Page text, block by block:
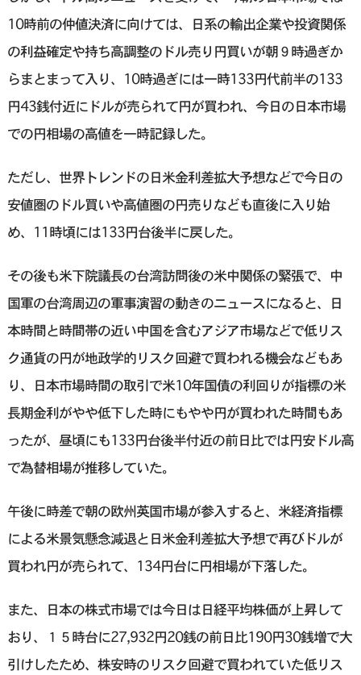
10時前の仲値決済に向けては、日系の輸出企業や投資関係
の利益確定や持ち高調整のドル売り円買いが朝９時過ぎか
らまとまって入り、10時過ぎには一時133円代前半の133
円43銭付近にドルが売られて円が買われ、今日の日本市場
での円相場の高値を一時記録した。
ただし、世界トレンドの日米金利差拡大予想などで今日の
安値圏のドル買いや高値圏の円売りなども直後に入り始
め、11時頃には133円台後半に戻した。
その後も米下院議長の台湾訪問後の米中関係の緊張で、中
国軍の台湾周辺の軍事演習の動きのニュースになると、日
本時間と時間帯の近い中国を含むアジア市場などで低リス
ク通貨の円が地政学的リスク回避で買われる機会などもあ
り、日本市場時間の取引で米10年国債の利回りが指標の米
長期金利がやや低下した時にもやや円が買われた時間もあ
ったが、昼頃にも133円台後半付近の前日比では円安ドル高
で為替相場が推移していた。
午後に時差で朝の欧州英国市場が参入すると、米経済指標
による米景気懸念減退と日米金利差拡大予想で再びドルが
買われ円が売られて、134円台に円相場が下落した。
また、日本の株式市場では今日は日経平均株価が上昇して
おり、１５時台に27,932円20銭の前日比190円30銭増で大
引けしたため、株安時のリスク回避で買われていた低リス